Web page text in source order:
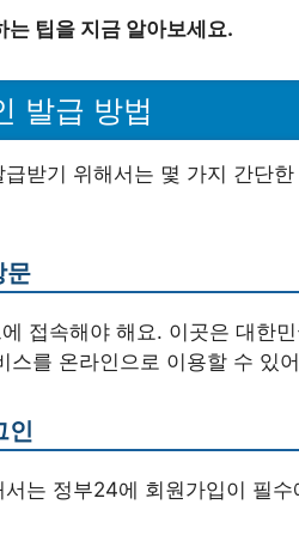
는 팁을 지금 알아보세요.
발급 방법
받기 위해서는 몇 가지 간단
문
접속해야 해요. 이곳은 대한
스를 온라인으로 이용할 수 있
인
는 정부24에 회원가입이 필